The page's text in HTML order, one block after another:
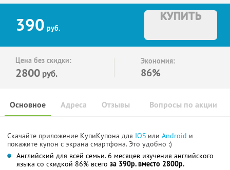
390 руб.
КУПИТЬ
Цена без скидки:
2800 руб.
Экономия:
86%
Основное Отзывы Вопросы по акции
Адреса
Скачайте приложение КупиКупона для IOS или Android и
покажите купон с экрана смартфона. Это удобно :)
Английский для всей семьи. 6 месяцев изучения английского
языка со скидкой 86% всего за 390р. вместо 2800р.